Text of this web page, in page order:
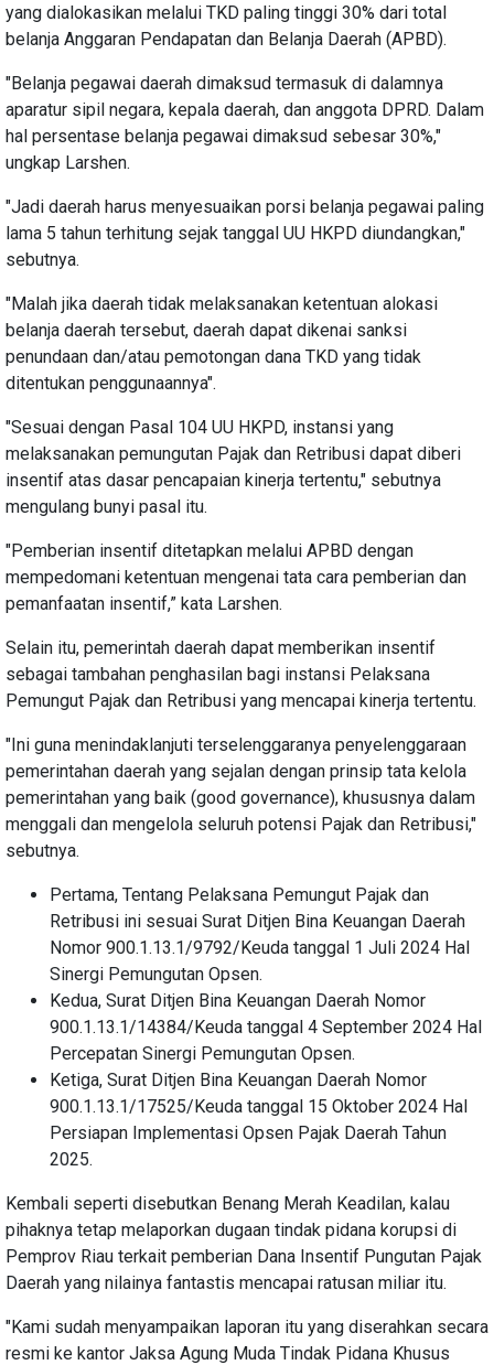
yang dialokasikan melalui TKD paling tinggi 30% dari total
belanja Anggaran Pendapatan dan Belanja Daerah (APBD).
"Belanja pegawai daerah dimaksud termasuk di dalamnya
aparatur sipil negara, kepala daerah, dan anggota DPRD. Dalam
hal persentase belanja pegawai dimaksud sebesar 30%,"
ungkap Larshen.
"Jadi daerah harus menyesuaikan porsi belanja pegawai paling
lama 5 tahun terhitung sejak tanggal UU HKPD diundangkan,"
sebutnya.
"Malah jika daerah tidak melaksanakan ketentuan alokasi
belanja daerah tersebut, daerah dapat dikenai sanksi
penundaan dan/atau pemotongan dana TKD yang tidak
ditentukan penggunaannya".
"Sesuai dengan Pasal 104 UU HKPD, instansi yang
melaksanakan pemungutan Pajak dan Retribusi dapat diberi
insentif atas dasar pencapaian kinerja tertentu," sebutnya
mengulang bunyi pasal itu.
"Pemberian insentif ditetapkan melalui APBD dengan
mempedomani ketentuan mengenai tata cara pemberian dan
pemanfaatan insentif,” kata Larshen.
Selain itu, pemerintah daerah dapat memberikan insentif
sebagai tambahan penghasilan bagi instansi Pelaksana
Pemungut Pajak dan Retribusi yang mencapai kinerja tertentu.
"Ini guna menindaklanjuti terselenggaranya penyelenggaraan
pemerintahan daerah yang sejalan dengan prinsip tata kelola
pemerintahan yang baik (good governance), khususnya dalam
menggali dan mengelola seluruh potensi Pajak dan Retribusi,"
sebutnya.
Pertama, Tentang Pelaksana Pemungut Pajak dan
Retribusi ini sesuai Surat Ditjen Bina Keuangan Daerah
Nomor 900.1.13.1/9792/Keuda tanggal 1 Juli 2024 Hal
Sinergi Pemungutan Opsen.
Kedua, Surat Ditjen Bina Keuangan Daerah Nomor
900.1.13.1/14384/Keuda tanggal 4 September 2024 Hal
Percepatan Sinergi Pemungutan Opsen.
Ketiga, Surat Ditjen Bina Keuangan Daerah Nomor
900.1.13.1/17525/Keuda tanggal 15 Oktober 2024 Hal
Persiapan Implementasi Opsen Pajak Daerah Tahun
2025.
Kembali seperti disebutkan Benang Merah Keadilan, kalau
pihaknya tetap melaporkan dugaan tindak pidana korupsi di
Pemprov Riau terkait pemberian Dana Insentif Pungutan Pajak
Daerah yang nilainya fantastis mencapai ratusan miliar itu.
"Kami sudah menyampaikan laporan itu yang diserahkan secara
resmi ke kantor Jaksa Agung Muda Tindak Pidana Khusus